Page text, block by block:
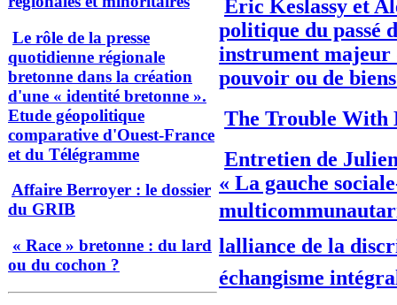
Le rôle de la presse
quotidienne régionale
bretonne dans la création
d'une « identité bretonne ».
Etude géopolitique
comparative d'Ouest-France
et du Télégramme
Affaire Berroyer : le dossier
du GRIB
« Race » bretonne : du lard
ou du cochon ?
Eric Keslassy et
politique du passé
instrument majeur
pouvoir ou de
The Trouble With
Entretien de
« La gauche
lalliance de la
échangisme